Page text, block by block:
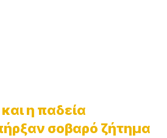
η παδεία
σοβαρό ζήτημα